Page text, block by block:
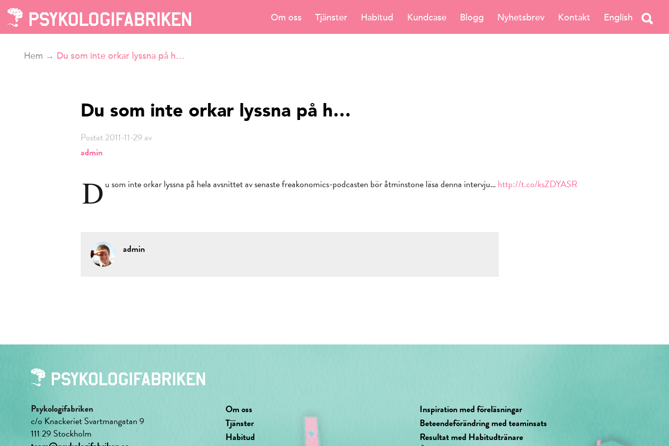
Om oss Tjänster Habitud Kundcase Blogg Nyhetsbrev Kontakt English
Hem → Du som inte orkar lyssna på h…
Du som inte orkar lyssna på h…
Postat 2011-11-29 av
admin
D u som inte orkar lyssna på hela avsnittet av senaste freakonomics-podcasten bör åtminstone läsa denna intervju… http://t.co/ksZDYASR
admin
Psykologifabriken
c/o Knackeriet Svartmangatan 9
111 29 Stockholm
Om oss
Tjänster
Habitud
Inspiration med föreläsningar
Beteendeförändring med teaminsats
Resultat med Habitudtränare